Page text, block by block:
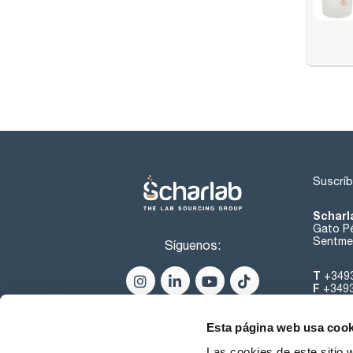
Esta página web usa
Síguenos:
Gato
T
F